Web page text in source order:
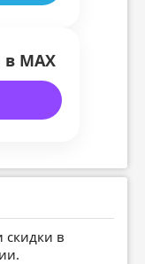
MAX
скидки в